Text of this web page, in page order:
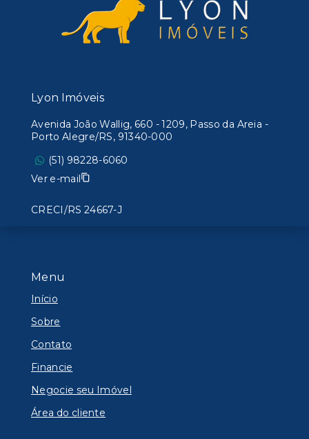
Menu
Início
Sobre
Contato
Financie
Negocie seu Imóvel
Área do cliente
Lyon Imóveis
Avenida João Wallig, 660 - 1209, Passo da Areia -
Porto Alegre/RS, 91340-000
(51) 98228-6060
Ver e-mail
CRECI/RS 24667-J